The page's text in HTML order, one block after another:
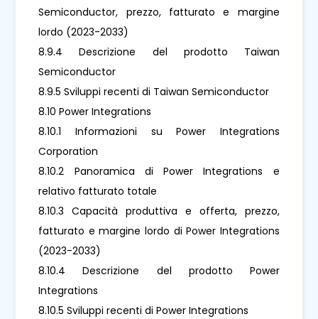
Semiconductor, prezzo, fatturato e margine
lordo (2023-2033)
8.9.4 Descrizione del prodotto Taiwan
Semiconductor
8.9.5 Sviluppi recenti di Taiwan Semiconductor
8.10 Power Integrations
8.10.1 Informazioni su Power Integrations
Corporation
8.10.2 Panoramica di Power Integrations e
relativo fatturato totale
8.10.3 Capacità produttiva e offerta, prezzo,
fatturato e margine lordo di Power Integrations
(2023-2033)
8.10.4 Descrizione del prodotto Power
Integrations
8.10.5 Sviluppi recenti di Power Integrations